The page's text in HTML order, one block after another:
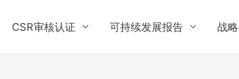
CSR审核认证 可持续发展报告 战